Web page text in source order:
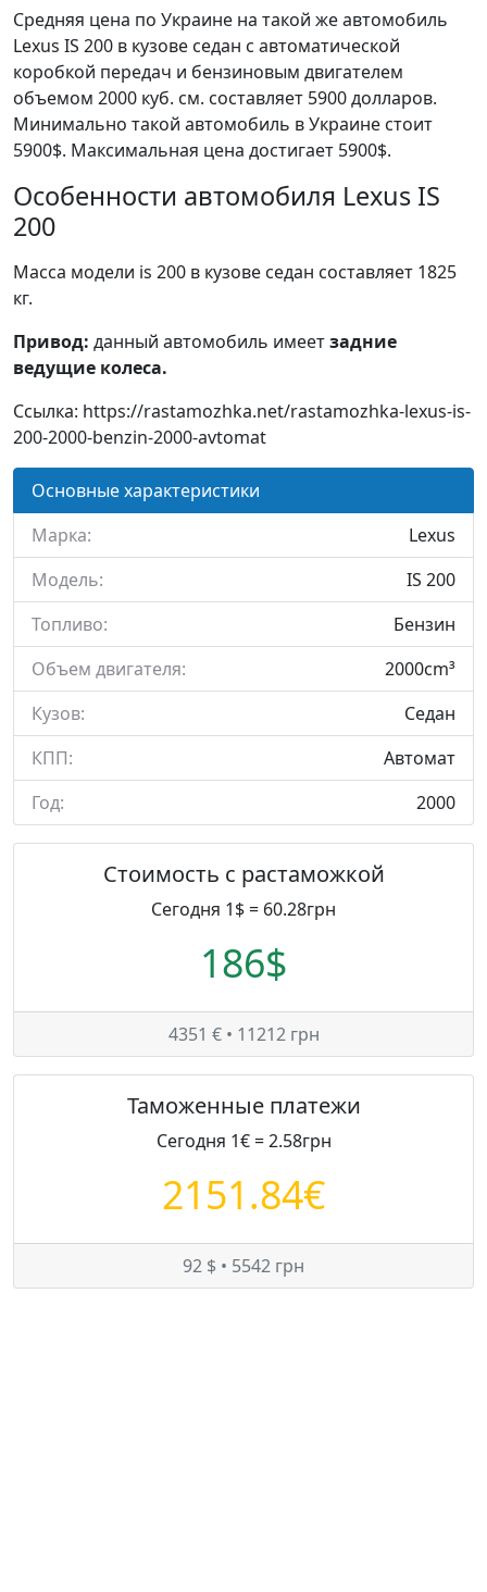
Средняя цена по Украине на такой же автомобиль
Lexus IS 200 в кузове седан c автоматической
коробкой передач и бензиновым двигателем
объемом 2000 куб. см. составляет 5900 долларов.
Минимально такой автомобиль в Украине стоит
5900$. Максимальная цена достигает 5900$.
Особенности автомобиля Lexus IS
200
Масса модели is 200 в кузове седан составляет 1825
кг.
Привод: данный автомобиль имеетзадние
ведущие колеса.
Ссылка: https://rastamozhka.net/rastamozhka-lexus-is-
200-2000-benzin-2000-avtomat
Основные характеристики
Марка:
Lexus
Модель:
IS 200
Топливо:
Бензин
Объем двигателя:
2000cm³
Кузов:
Седан
КПП:
Автомат
Год:
2000
Стоимость с растаможкой
Сегодня 1$ = 60.28грн
186$
4351 € • 11212 грн
Таможенные платежи
Сегодня 1€ = 2.58грн
2151.84€
92 $ • 5542 грн